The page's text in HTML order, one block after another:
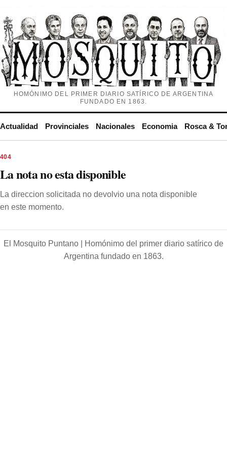
HOMÓNIMO DEL PRIMER DIARIO SATÍRICO DE ARGENTINA
FUNDADO EN 1863.
Actualidad Provinciales Nacionales Economia Rosca &
404
La nota no esta disponible
La direccion solicitada no devolvio una nota disponible
en este momento.
El Mosquito Puntano |
Homónimo del primer diario satírico de
Argentina fundado en 1863.